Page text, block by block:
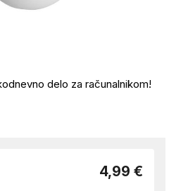
delo za računalnikom!
4,99 €